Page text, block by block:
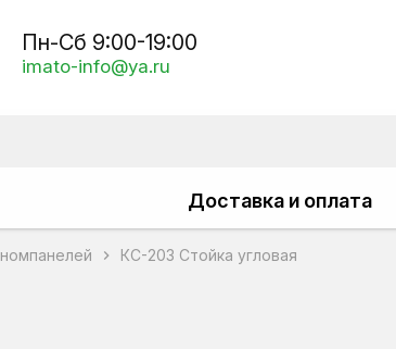
Пн-Сб 9:00-19:00
imato-info@ya.ru
Доставка и оплата
chevron_right КС-203 Стойка угловая